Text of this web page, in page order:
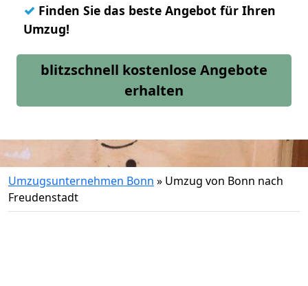
✓ Finden Sie das beste Angebot für Ihren
Umzug!
blitzschnell kostenlose Angebote
erhalten
Umzugsunternehmen Bonn » Umzug von Bonn nach
Freudenstadt